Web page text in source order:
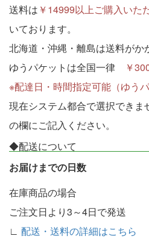
送料は ￥14999以上ご購入いた
いております。
北海道・沖縄・離島は送料がか
ゆうパケットは全国一律
￥
※配達日・時間指定可能（ゆうパ
現在システム都合で選択でき
の欄にご記入ください。
◆配送について
お届けまでの日数
在庫商品の場合
ご注文日より3～4日で発送
∟ 配送・送料の詳細はこちら